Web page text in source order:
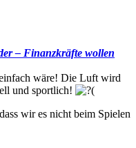
– Finanzkräfte wollen
wäre! Die Luft wird
und sportlich!
wir es nicht beim Spielen